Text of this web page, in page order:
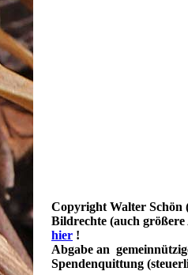
Copyright Walter Schön
Bildrechte (auch
hier !
Abgabe an
Spendenquittung